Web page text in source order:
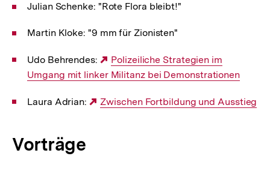
Julian Schenke: "Rote Flora bleibt!"
Martin Kloke: "9 mm für Zionisten"
Udo Behrendes:
Externer
Link:
Polizeiliche Strategien im
Umgang mit linker Militanz bei Demonstrationen
Laura Adrian:
Externer
Zwischen Fortbildung und Ausstieg
Vorträge